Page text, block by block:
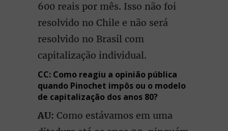
600 reais por mês. Isso não foi
resolvido no Chile e não será
resolvido no Brasil com
capitalização individual.
CC: Como reagiu a opinião pública
quando Pinochet impôs ou o modelo
de capitalização dos anos 80?
AU: Como estávamos em uma